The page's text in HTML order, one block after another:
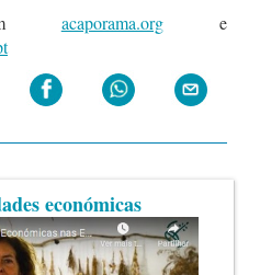
acaporama.orge
económicas